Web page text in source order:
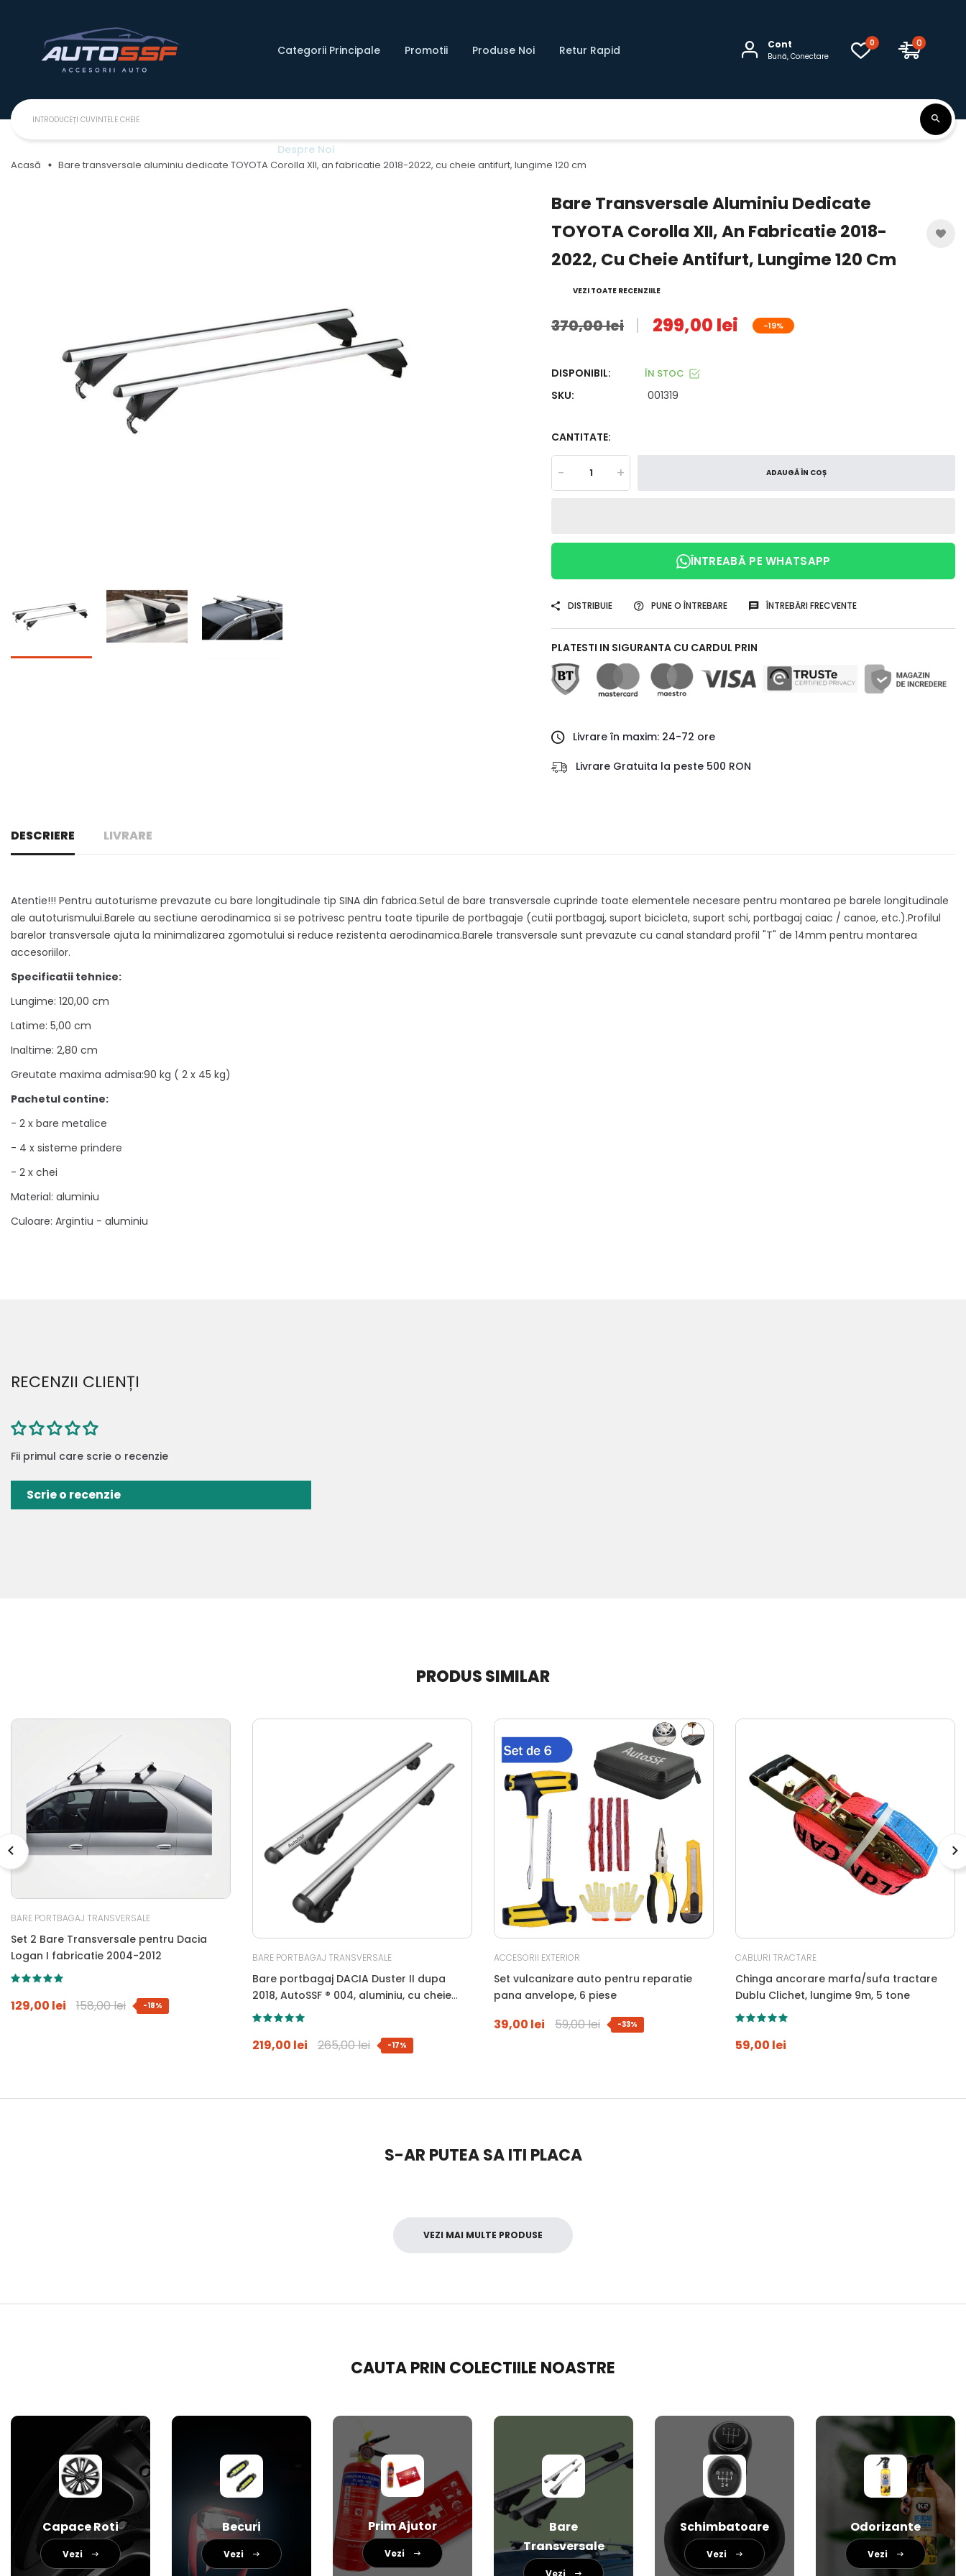
Categorii Principale Promotii Produse Noi Retur Rapid
Despre Noi
Cont
Bună, Conectare
0 0
Acasă Bare transversale aluminiu dedicate TOYOTA Corolla XII, an fabricatie 2018-2022, cu cheie antifurt, lungime 120 cm
Bare Transversale Aluminiu Dedicate
TOYOTA Corolla XII, An Fabricatie 2018-
2022, Cu Cheie Antifurt, Lungime 120 Cm
VEZI TOATE RECENZIILE
370,00 lei 299,00 lei -19%
DISPONIBIL: ÎN STOC
SKU: 001319
CANTITATE:
- + ADAUGĂ ÎN COȘ
ÎNTREABĂ PE WHATSAPP
DISTRIBUIE PUNE O ÎNTREBARE ÎNTREBĂRI FRECVENTE
PLATESTI IN SIGURANTA CU CARDUL PRIN
Livrare în maxim: 24-72 ore
Livrare Gratuita la peste 500 RON
DESCRIERE LIVRARE
Atentie!!! Pentru autoturisme prevazute cu bare longitudinale tip SINA din fabrica.Setul de bare transversale cuprinde toate elementele necesare pentru montarea pe barele longitudinale
ale autoturismului.Barele au sectiune aerodinamica si se potrivesc pentru toate tipurile de portbagaje (cutii portbagaj, suport bicicleta, suport schi, portbagaj caiac / canoe, etc.).Profilul
barelor transversale ajuta la minimalizarea zgomotului si reduce rezistenta aerodinamica.Barele transversale sunt prevazute cu canal standard profil "T" de 14mm pentru montarea
accesoriilor.
Specificatii tehnice:
Lungime: 120,00 cm
Latime: 5,00 cm
Inaltime: 2,80 cm
Greutate maxima admisa:90 kg ( 2 x 45 kg)
Pachetul contine:
- 2 x bare metalice
- 4 x sisteme prindere
- 2 x chei
Material: aluminiu
Culoare: Argintiu - aluminiu
RECENZII CLIENȚI
Fii primul care scrie o recenzie
Scrie o recenzie
PRODUS SIMILAR
BARE PORTBAGAJ TRANSVERSALE
Set 2 Bare Transversale pentru Dacia
Logan I fabricatie 2004-2012
129,00 lei 158,00 lei -18%
BARE PORTBAGAJ TRANSVERSALE
Bare portbagaj DACIA Duster II dupa
2018, AutoSSF ® 004, aluminiu, cu cheie
antifurt si garnituri, montare pe barele
219,00 lei 265,00 lei -17%
ACCESORII EXTERIOR
Set vulcanizare auto pentru reparatie
pana anvelope, 6 piese
39,00 lei 59,00 lei -33%
CABLURI TRACTARE
Chinga ancorare marfa/sufa tractare
Dublu Clichet, lungime 9m, 5 tone
59,00 lei
S-AR PUTEA SA ITI PLACA
VEZI MAI MULTE PRODUSE
CAUTA PRIN COLECTIILE NOASTRE
Capace Roti
Vezi
Becuri
Vezi
Prim Ajutor
Vezi
Bare
Transversale
Schimbatoare
Vezi
Odorizante
Vezi